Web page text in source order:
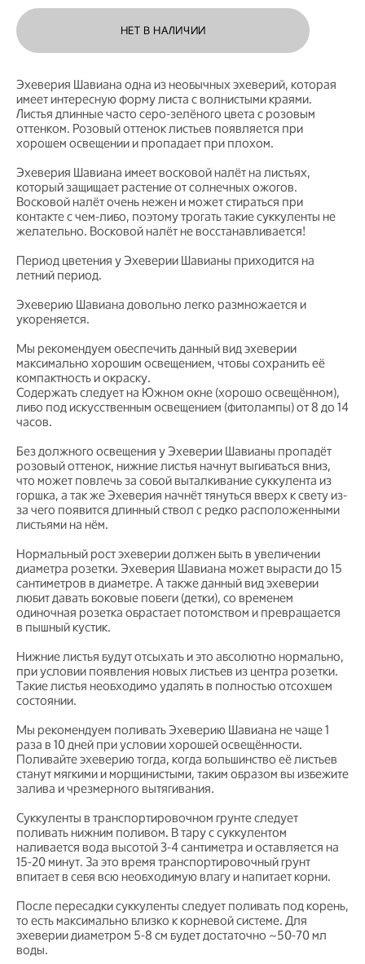
НЕТ В НАЛИЧИИ
Эхеверия Шавиана одна из необычных эхеверий, которая
имеет интересную форму листа с волнистыми краями.
Листья длинные часто серо-зелёного цвета с розовым
оттенком. Розовый оттенок листьев появляется при
хорошем освещении и пропадает при плохом.
Эхеверия Шавиана имеет восковой налёт на листьях,
который защищает растение от солнечных ожогов.
Восковой налёт очень нежен и может стираться при
контакте с чем-либо, поэтому трогать такие суккуленты не
желательно. Восковой налёт не восстанавливается!
Период цветения у Эхеверии Шавианы приходится на
летний период.
Эхеверию Шавиана довольно легко размножается и
укореняется.
Мы рекомендуем обеспечить данный вид эхеверии
максимально хорошим освещением, чтобы сохранить её
компактность и окраску.
Содержать следует на Южном окне (хорошо освещённом),
либо под искусственным освещением (фитолампы) от 8 до 14
часов.
Без должного освещения у Эхеверии Шавианы пропадёт
розовый оттенок, нижние листья начнут выгибаться вниз,
что может повлечь за собой выталкивание суккулента из
горшка, а так же Эхеверия начнёт тянуться вверх к свету из-
за чего появится длинный ствол с редко расположенными
листьями на нём.
Нормальный рост эхеверии должен быть в увеличении
диаметра розетки. Эхеверия Шавиана может вырасти до 15
сантиметров в диаметре. А также данный вид эхеверии
любит давать боковые побеги (детки), со временем
одиночная розетка обрастает потомством и превращается
в пышный кустик.
Нижние листья будут отсыхать и это абсолютно нормально,
при условии появления новых листьев из центра розетки.
Такие листья необходимо удалять в полностью отсохшем
состоянии.
Мы рекомендуем поливать Эхеверию Шавиана не чаще 1
раза в 10 дней при условии хорошей освещённости.
Поливайте эхеверию тогда, когда большинство её листьев
станут мягкими и морщинистыми, таким образом вы избежите
залива и чрезмерного вытягивания.
Суккуленты в транспортировочном грунте следует
поливать нижним поливом. В тару с суккулентом
наливается вода высотой 3-4 сантиметра и оставляется на
15-20 минут. За это время транспортировочный грунт
впитает в себя всю необходимую влагу и напитает корни.
После пересадки суккуленты следует поливать под корень,
то есть максимально близко к корневой системе. Для
эхеверии диаметром 5-8 см будет достаточно ~50-70 мл
воды.